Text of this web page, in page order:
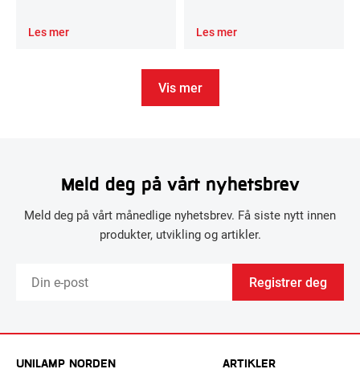
Les mer Les mer
Vis mer
Meld deg på vårt nyhetsbrev
Meld deg på vårt månedlige nyhetsbrev. Få siste nytt innen
produkter, utvikling og artikler.
Registrer deg
UNILAMP NORDEN
ARTIKLER